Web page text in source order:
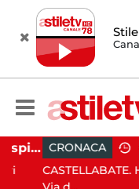
Ischia, pusher sorpreso in spiaggia da carabinieri in Vespa CRONACA 05:42
CASTELLABATE.